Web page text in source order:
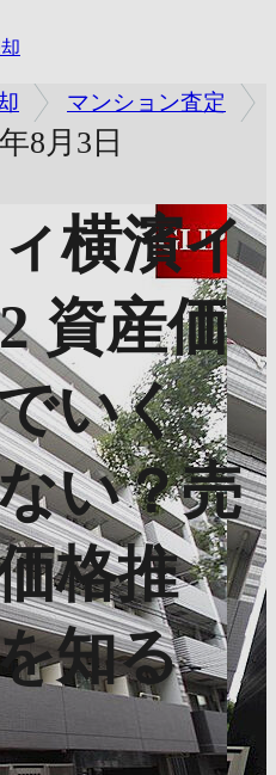
マンション査定
8月3日
横濱イ
資産価
いく
い？売
格推
知る